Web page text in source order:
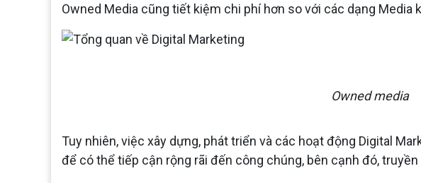
Owned Media cũng tiết kiệm chi phí hơn so với các dạng Media
Owned media
Tuy nhiên, việc xây dựng, phát triển và các hoạt động Digital
để có thể tiếp cận rộng rãi đến công chúng, bên cạnh đó,